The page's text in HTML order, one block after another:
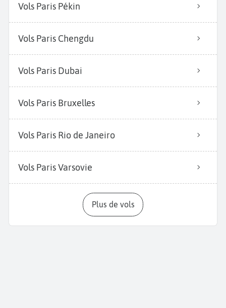
Vols Paris Pékin
Vols Paris Chengdu
Vols Paris Dubai
Vols Paris Bruxelles
Vols Paris Rio de Janeiro
Vols Paris Varsovie
Plus de vols